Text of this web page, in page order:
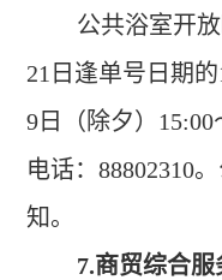
公共浴室开放
21 日逢单号日期的
9 日（除夕） 15:00
电话：88802310
知。
7.商贸综合服